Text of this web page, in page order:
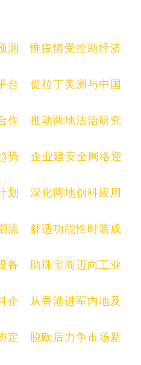
测 惟疫情受控助经济
台 促拉丁美洲与中国
作 推动两地法治研究
势 企业建安全网络迎
划 深化两地创科应用
流 舒适功能性时装成
备 助珠宝商迈向工业
企 从香港进军内地及
定 脱欧后力争市场新